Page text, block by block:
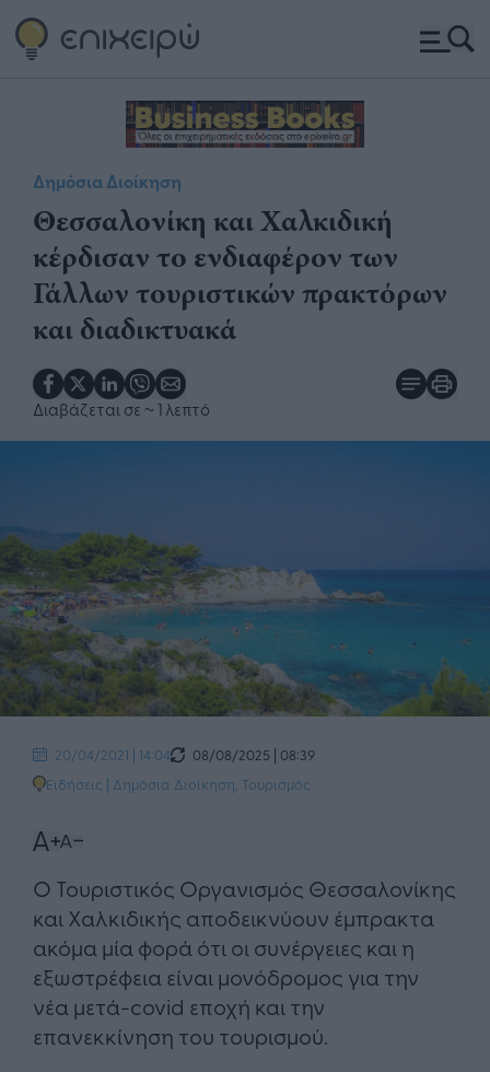
Δημόσια Διοίκηση
Θεσσαλονίκη και Χαλκιδική
κέρδισαν το ενδιαφέρον των
Γάλλων τουριστικών πρακτόρων
και διαδικτυακά
Διαβάζεται σε ~ 1 λεπτό
20/04/2021 | 14:04
08/08/2025 | 08:39
Ειδήσεις | Δημόσια Διοίκηση Τουρισμός
Ο Τουριστικός Οργανισμός Θεσσαλονίκης
και Χαλκιδικής αποδεικνύουν έμπρακτα
ακόμα μία φορά ότι οι συνέργειες και η
εξωστρέφεια είναι μονόδρομος για την
νέα μετά-covid εποχή και την
επανεκκίνηση του τουρισμού.